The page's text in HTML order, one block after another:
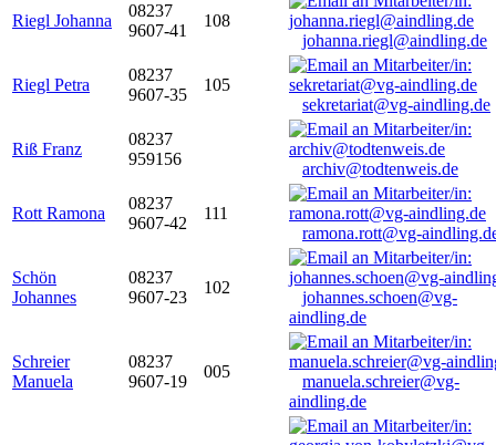
Riegl Johanna
08237
9607-41
108
johanna.riegl@aindling.de
Riegl Petra
08237
9607-35
105
sekretariat@vg-aindling.de
Riß Franz
08237
959156
archiv@todtenweis.de
Rott Ramona
08237
9607-42
111
ramona.rott@vg-
Schön
Johannes
08237
9607-23
102
johannes.schoen@vg-
aindling.de
Schreier
Manuela
08237
9607-19
005
manuela.schreier@vg-
aindling.de